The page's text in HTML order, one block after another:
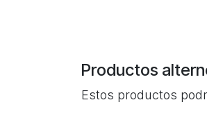
Productos
Estos productos